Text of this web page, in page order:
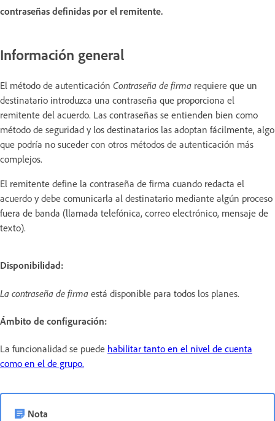
contraseñas definidas por el remitente.
Información general
El método de autenticación Contraseña de firma requiere que un
destinatario introduzca una contraseña que proporciona el
remitente del acuerdo. Las contraseñas se entienden bien como
método de seguridad y los destinatarios las adoptan fácilmente, algo
que podría no suceder con otros métodos de autenticación más
complejos.
El remitente define la contraseña de firma cuando redacta el
acuerdo y debe comunicarla al destinatario mediante algún proceso
fuera de banda (llamada telefónica, correo electrónico, mensaje de
texto).
Disponibilidad:
La contraseña de firma está disponible para todos los planes.
Ámbito de configuración:
La funcionalidad se puede habilitar tanto en el nivel de cuenta
como en el de grupo.
Nota